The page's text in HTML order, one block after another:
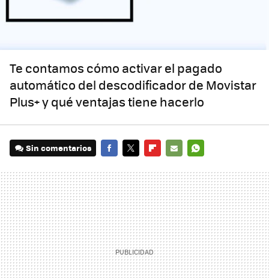
Te contamos cómo activar el pagado
automático del descodificador de Movistar
Plus+ y qué ventajas tiene hacerlo
Sin comentarios
MAIL